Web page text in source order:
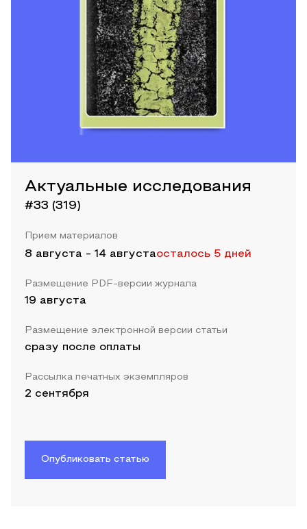
Актуальные исследования
#33 (319)
Прием материалов
8 августа - 14 августаосталось 5 дней
Размещение PDF-версии журнала
19 августа
Размещение электронной версии статьи
сразу после оплаты
Рассылка печатных экземпляров
2 сентября
Опубликовать статью